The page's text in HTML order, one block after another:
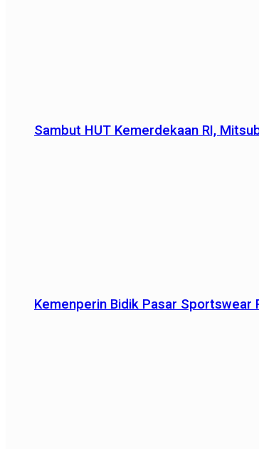
Sambut HUT Kemerdekaan RI,
Kemenperin Bidik Pasar Sportswear